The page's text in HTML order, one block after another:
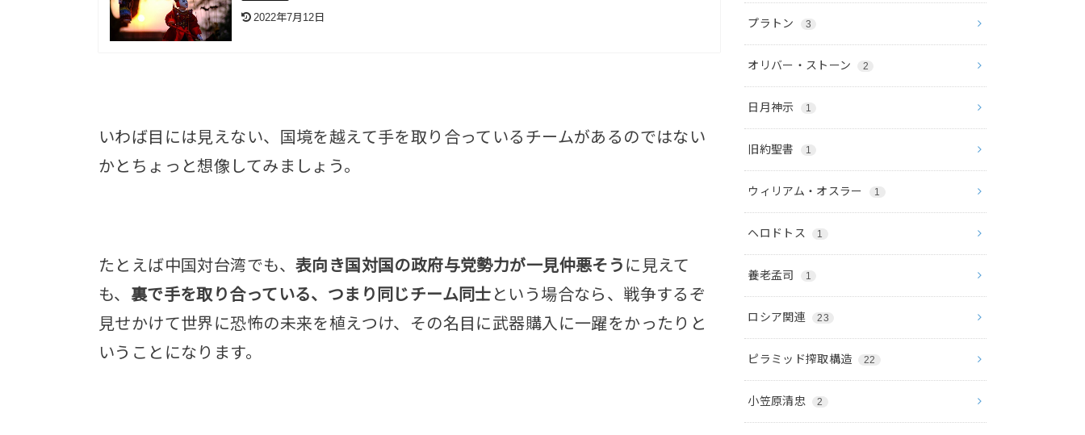
2022年7月12日
いわば目には見えない、国境を越えて手を取り合っているチームがあるのではない
かと ちょっと想像してみましょう。
たとえば中国対台湾でも、 表向き国対国の政府与党勢力が一見仲悪そう に見えて
も、 裏で手を取り合っている、つまり同じチーム同士 という場合なら、戦争するぞ
見せかけて世界に恐怖の未来を植えつけ、その名目に武器購入に一躍をかったりと
いうことになります。
プラトン 3
オリバー・ストーン 2
日月神示 1
旧約聖書 1
ウィリアム・オスラー 1
ヘロドトス 1
養老孟司 1
ロシア関連 23
ピラミッド搾取構造 22
小笠原清忠 2